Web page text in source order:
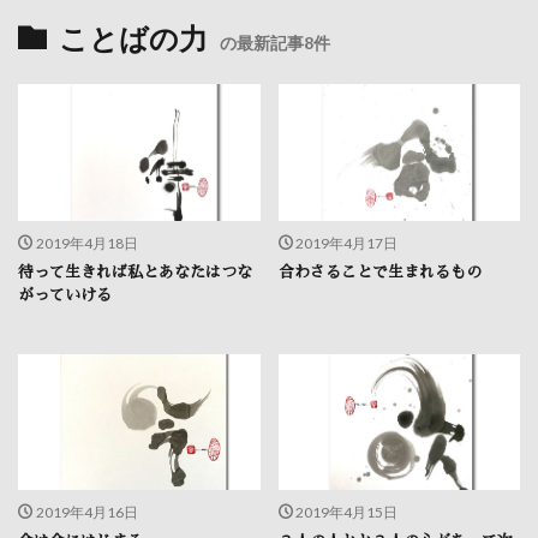
ことばの力 の最新記事8件
2019年4月18日
待って生きれば私とあなたはつな
がっていける
2019年4月17日
合わさることで生まれるもの
2019年4月16日 2019年4月15日